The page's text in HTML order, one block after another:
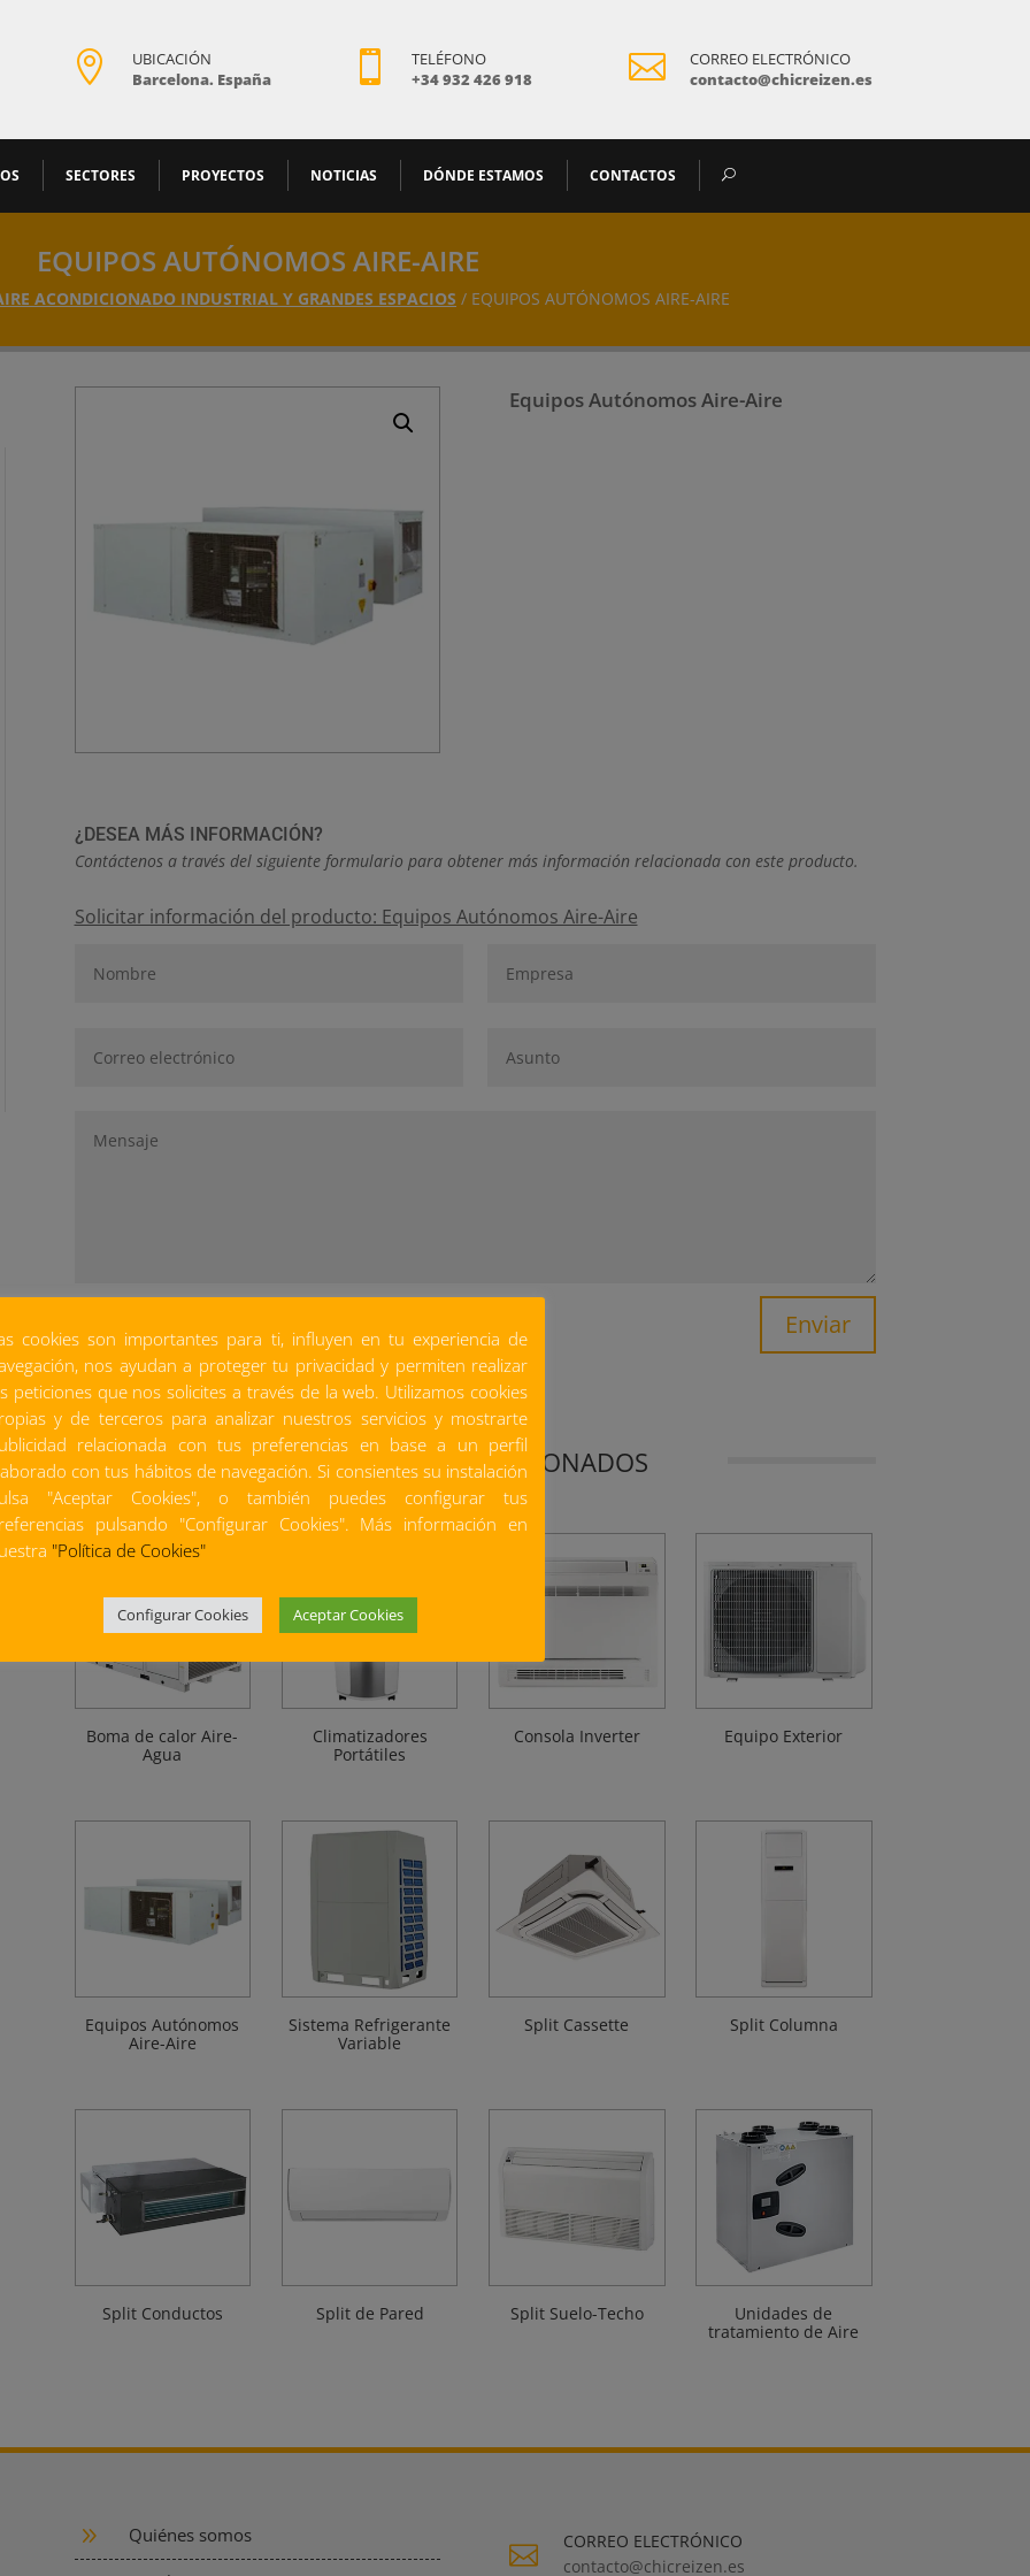

UBICACIÓN
Barcelona. España

TELÉFONO
+34 932 426 918

CORREO ELECTRÓNICO
contacto@chicreizen.es
SECTORES PROYECTOS NOTICIAS DÓNDE ESTAMOS CONTACTOS
EQUIPOS AUTÓNOMOS AIRE-AIRE
ACONDICIONADO INDUSTRIAL Y GRANDES ESPACIOS / EQUIPOS AUTÓNOMOS AIRE-AIRE
Equipos Autónomos Aire-Aire
¿DESEA MÁS INFORMACIÓN?
Contáctenos a través del siguiente formulario para obtener más información relacionada con este producto.
Solicitar información del producto: Equipos Autónomos Aire-Aire
Enviar
PRODUCTOS RELACIONADOS
Boma de calor Aire-
Agua
Climatizadores
Portátiles
Consola Inverter Equipo Exterior
Equipos Autónomos
Aire-Aire
Sistema Refrigerante
Variable
Split Cassette Split Columna
Split Conductos Split de Pared Split Suelo-Techo
Unidades de
tratamiento de Aire
9 Quiénes somos

CORREO ELECTRÓNICO
contacto@chicreizen.es
cookies son importantes para ti, influyen en tu experiencia de
nos ayudan a proteger tu privacidad y permiten realizar
peticiones que nos solicites a través de la web. Utilizamos cookies
y de terceros para analizar nuestros servicios y mostrarte
relacionada con tus preferencias en base a un perfil
con tus hábitos de navegación. Si consientes su instalación
"Aceptar Cookies", o también puedes configurar tus
pulsando "Configurar Cookies". Más información en
"Política de Cookies"
Configurar Cookies Aceptar Cookies